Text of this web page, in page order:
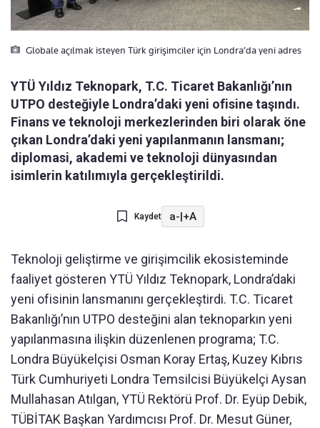
Globale açılmak isteyen Türk girişimciler için Londra’da yeni adres
YTÜ Yıldız Teknopark, T.C. Ticaret Bakanlığı’nın
UTPO desteğiyle Londra’daki yeni ofisine taşındı.
Finans ve teknoloji merkezlerinden biri olarak öne
çıkan Londra’daki yeni yapılanmanın lansmanı;
diplomasi, akademi ve teknoloji dünyasından
isimlerin katılımıyla gerçekleştirildi.
Kaydet a-|+A
Teknoloji geliştirme ve girişimcilik ekosisteminde
faaliyet gösteren YTÜ Yıldız Teknopark, Londra’daki
yeni ofisinin lansmanını gerçekleştirdi. T.C. Ticaret
Bakanlığı’nın UTPO desteğini alan teknoparkın yeni
yapılanmasına ilişkin düzenlenen programa; T.C.
Londra Büyükelçisi Osman Koray Ertaş, Kuzey Kıbrıs
Türk Cumhuriyeti Londra Temsilcisi Büyükelçi Aysan
Mullahasan Atılgan, YTÜ Rektörü Prof. Dr. Eyüp Debik,
TÜBİTAK Başkan Yardımcısı Prof. Dr. Mesut Güner,